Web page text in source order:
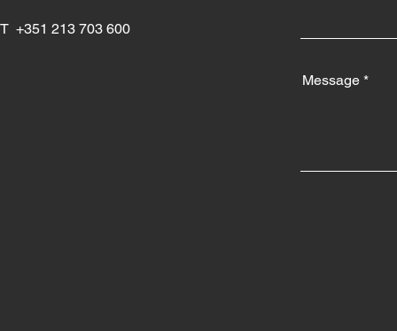
T +351 213 703 600
Message